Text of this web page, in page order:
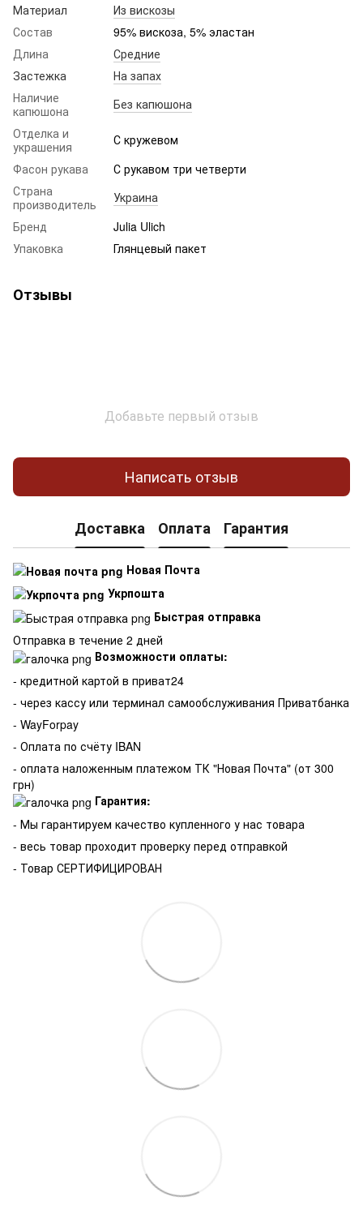
Материал
Из вискозы
Состав
95% вискоза, 5% эластан
Длина
Средние
Застежка
На запах
Наличие
капюшона
Без капюшона
Отделка и
украшения
С кружевом
Фасон рукава
С рукавом три четверти
Страна
производитель
Украина
Бренд
Julia Ulich
Упаковка
Глянцевый пакет
Отзывы
Добавьте первый отзыв
Написать отзыв
Доставка Оплата Гарантия
Новая Почта
Укрпошта
Быстрая отправка
Отправка в течение 2 дней
Возможности оплаты:
- кредитной картой в приват24
- через кассу или терминал самообслуживания Приватбанка
- WayForpay
- Оплата по счёту IBAN
- оплата наложенным платежом ТК "Новая Почта" (от 300
грн)
Гарантия:
- Мы гарантируем качество купленного у нас товара
- весь товар проходит проверку перед отправкой
- Товар СЕРТИФИЦИРОВАН